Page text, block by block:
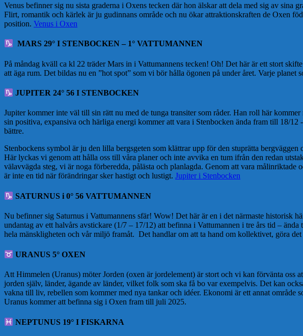
Venus befinner sig nu sista graderna i Oxens tecken där hon älskar att dela med sig av sina
Flirt, romantik och kärlek är ju gudinnans område och nu ökar attraktionskraften de Oxen
position. Venus i Oxen
MARS 29° I STENBOCKEN – 1° VATTUMANNEN
På måndag kväll ca kl 22 träder Mars in i Vattumannens tecken! Oh! Det här är ett stort
att äga rum. Det bildas nu en ”hot spot” som vi bör hålla ögonen på under året. Varje
JUPITER 24° 56 I STENBOCKEN
Jupiter kommer inte väl till sin rätt nu med de tunga transiter som råder. Han roll här
sin positiva, expansiva och härliga energi kommer att vara i Stenbocken ända fram till 18/
bättre.
Stenbockens symbol är ju den lilla bergsgeten som klättrar upp för den stuprätta
Här lyckas vi genom att hålla oss till våra planer och inte avvika en tum ifrån den redan
välavvägda steg, vi är noga förberedda, pålästa och planlagda. Genom att vara
är inte en tid när förändringar sker hastigt och lustigt. Jupiter i Stenbocken
SATURNUS i 0° 56 VATTUMANNEN
Nu befinner sig Saturnus i Vattumannens sfär! Wow! Det här är en i det närmaste historisk
undantag av ett halvårs avstickare (1/7 – 17/12) att befinna i Vattumannen i tre års tid –
hela mänskligheten och vår miljö framåt. Det handlar om att ta hand om kollektivet, göra
URANUS 5° OXEN
Att Himmelen (Uranus) möter Jorden (oxen är jordelement) är stort och vi kan förvänta oss
jorden själv, länder, ägande av länder, vilket folk som ska få bo var exempelvis. Det kan
vakna till liv, rebellen som kommer med nya tankar och idéer. Ekonomi är ett annat område
Uranus kommer att befinna sig i Oxen fram till juli 2025.
NEPTUNUS 19° I FISKARNA